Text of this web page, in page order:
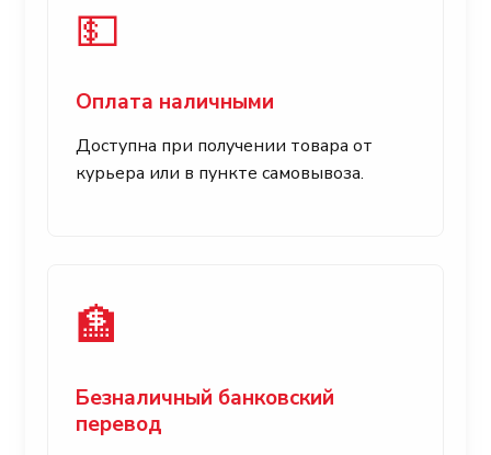
💵
Оплата наличными
Доступна при получении товара от
курьера или в пункте самовывоза.
🏦
Безналичный банковский
перевод